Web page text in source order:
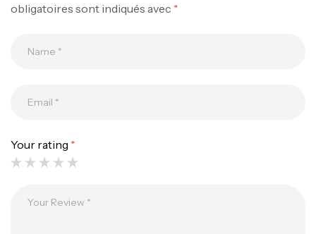
obligatoires sont indiqués avec *
Your rating *
1.83m 120/250gr 30kg